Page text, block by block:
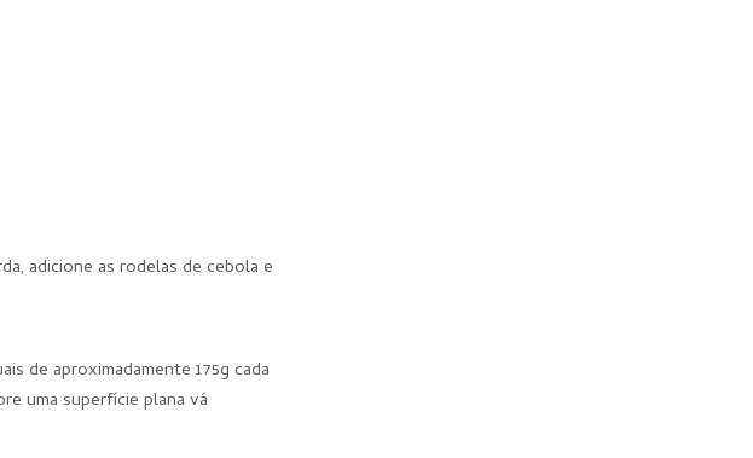
adicione as rodelas de cebola e
de aproximadamente 175g cada
uma superfície plana vá